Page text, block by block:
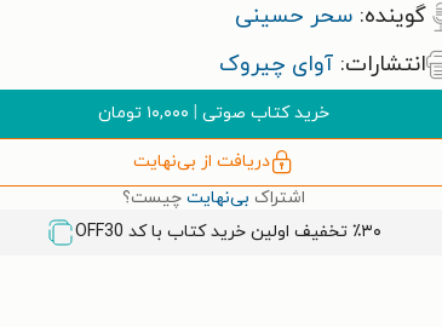
گوینده: سحر حسینی
انتشارات: آوای چیروک
خرید کتاب صوتی | ۱۰,۰۰۰ تومان
دریافت از بی‌نهایت
اشتراک بی‌نهایت چیست؟
٪۳۰ تخفیف اولین خرید کتاب با کد
OFF30